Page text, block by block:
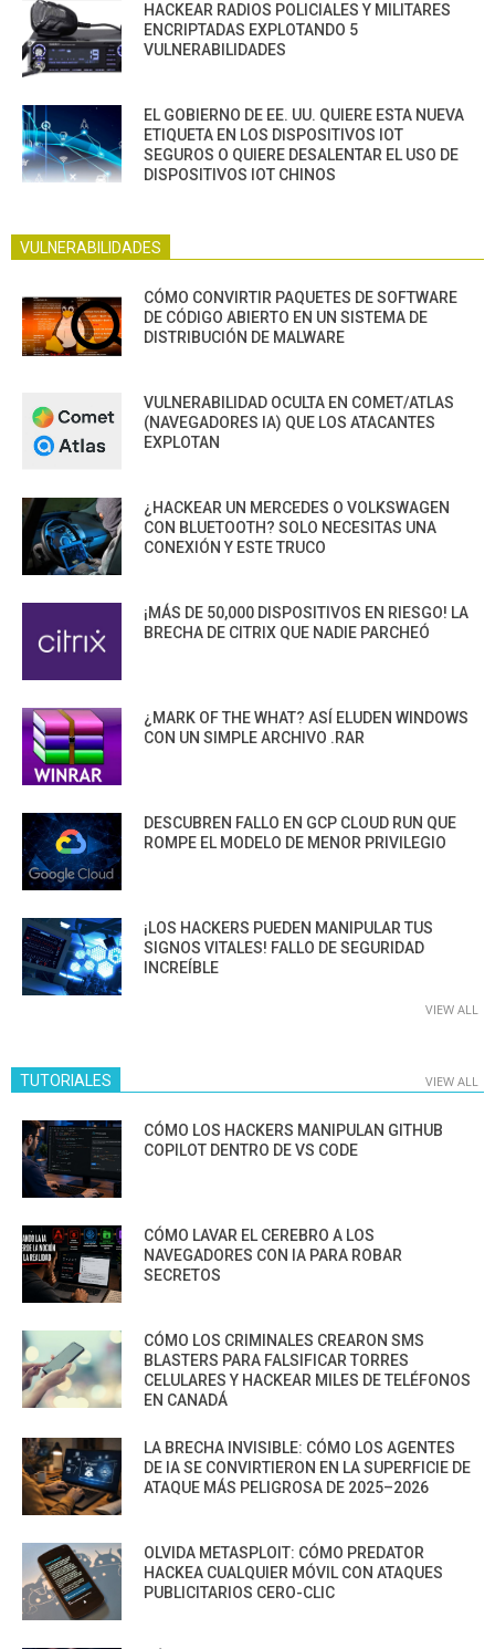
HACKEAR RADIOS POLICIALES Y MILITARES
ENCRIPTADAS EXPLOTANDO 5
VULNERABILIDADES
EL GOBIERNO DE EE. UU. QUIERE ESTA NUEVA
ETIQUETA EN LOS DISPOSITIVOS IOT
SEGUROS O QUIERE DESALENTAR EL USO DE
DISPOSITIVOS IOT CHINOS
VULNERABILIDADES
CÓMO CONVIRTIR PAQUETES DE SOFTWARE
DE CÓDIGO ABIERTO EN UN SISTEMA DE
DISTRIBUCIÓN DE MALWARE
VULNERABILIDAD OCULTA EN COMET/ATLAS
(NAVEGADORES IA) QUE LOS ATACANTES
EXPLOTAN
¿HACKEAR UN MERCEDES O VOLKSWAGEN
CON BLUETOOTH? SOLO NECESITAS UNA
CONEXIÓN Y ESTE TRUCO
¡MÁS DE 50,000 DISPOSITIVOS EN RIESGO! LA
BRECHA DE CITRIX QUE NADIE PARCHEÓ
¿MARK OF THE WHAT? ASÍ ELUDEN WINDOWS
CON UN SIMPLE ARCHIVO .RAR
DESCUBREN FALLO EN GCP CLOUD RUN QUE
ROMPE EL MODELO DE MENOR PRIVILEGIO
¡LOS HACKERS PUEDEN MANIPULAR TUS
SIGNOS VITALES! FALLO DE SEGURIDAD
INCREÍBLE
VIEW ALL
TUTORIALES VIEW ALL
CÓMO LOS HACKERS MANIPULAN GITHUB
COPILOT DENTRO DE VS CODE
CÓMO LAVAR EL CEREBRO A LOS
NAVEGADORES CON IA PARA ROBAR
SECRETOS
CÓMO LOS CRIMINALES CREARON SMS
BLASTERS PARA FALSIFICAR TORRES
CELULARES Y HACKEAR MILES DE TELÉFONOS
EN CANADÁ
LA BRECHA INVISIBLE: CÓMO LOS AGENTES
DE IA SE CONVIRTIERON EN LA SUPERFICIE DE
ATAQUE MÁS PELIGROSA DE 2025–2026
OLVIDA METASPLOIT: CÓMO PREDATOR
HACKEA CUALQUIER MÓVIL CON ATAQUES
PUBLICITARIOS CERO-CLIC